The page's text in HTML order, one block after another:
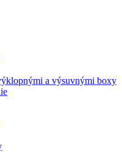
a výsuvnými boxy